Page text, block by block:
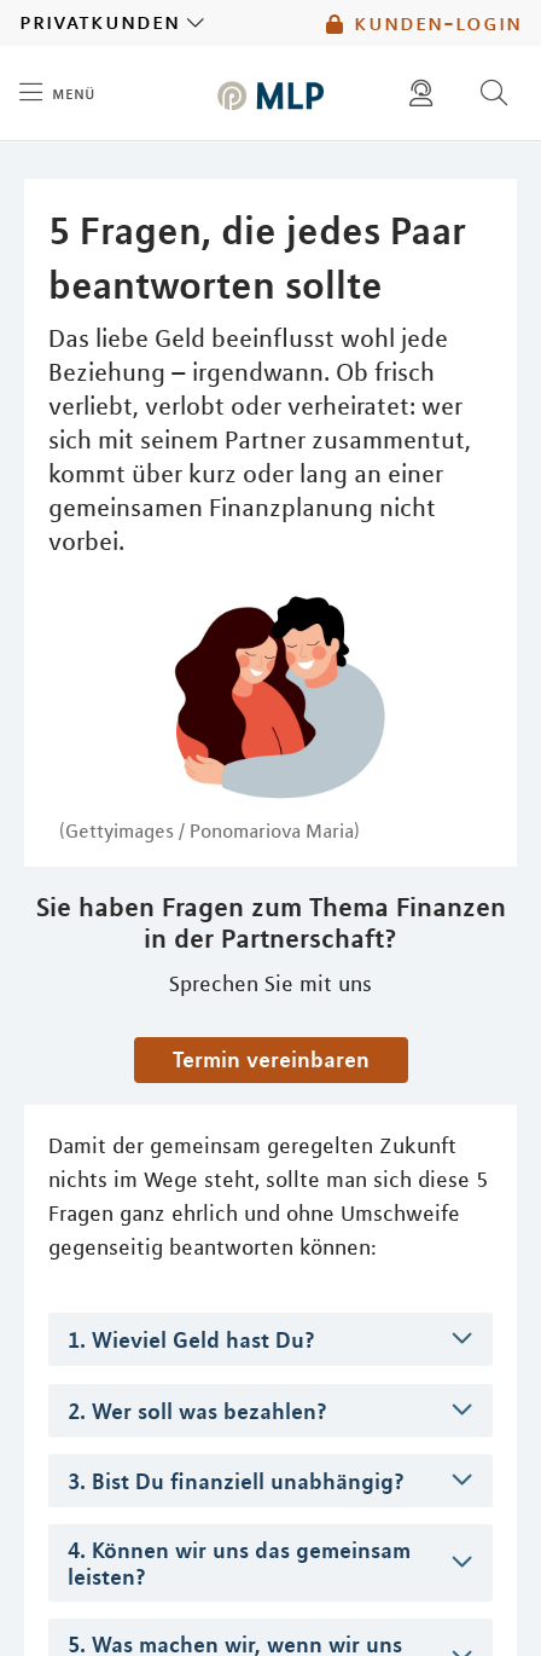
kunden-login
privatkunden
menü
5 Fragen, die jedes Paar
beantworten sollte
Das liebe Geld beeinflusst wohl jede
Beziehung – irgendwann. Ob frisch
verliebt, verlobt oder verheiratet: wer
sich mit seinem Partner zusammentut,
kommt über kurz oder lang an einer
gemeinsamen Finanzplanung nicht
vorbei.
(Gettyimages / Ponomariova Maria)
Sie haben Fragen zum Thema Finanzen
in der Partnerschaft?
Sprechen Sie mit uns
Termin vereinbaren
Damit der gemeinsam geregelten Zukunft
nichts im Wege steht, sollte man sich diese 5
Fragen ganz ehrlich und ohne Umschweife
gegenseitig beantworten können:
1. Wieviel Geld hast Du?
2. Wer soll was bezahlen?
3. Bist Du finanziell unabhängig?
4. Können wir uns das gemeinsam
leisten?
5. Was machen wir, wenn wir uns